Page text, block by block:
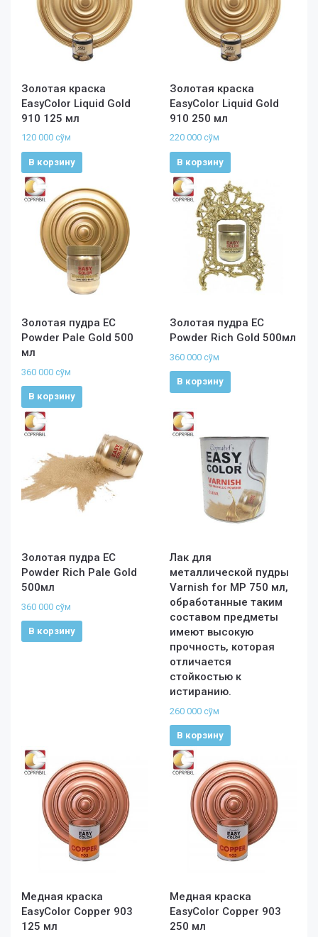
Золотая краска
EasyColor Liquid Gold
910 125 мл
120 000 сўм
В корзину
Золотая краска
EasyColor Liquid Gold
910 250 мл
220 000 сўм
В корзину
Золотая пудра EC
Powder Pale Gold 500
мл
360 000 сўм
В корзину
Золотая пудра EC
Powder Rich Gold 500мл
360 000 сўм
В корзину
Золотая пудра EC
Powder Rich Pale Gold
500мл
360 000 сўм
В корзину
Лак для
металлической пудры
Varnish for MP 750 мл,
обработанные таким
составом предметы
имеют высокую
прочность, которая
отличается
стойкостью к
истиранию.
260 000 сўм
В корзину
Медная краска
EasyColor Copper 903
125 мл
Медная краска
EasyColor Copper 903
250 мл